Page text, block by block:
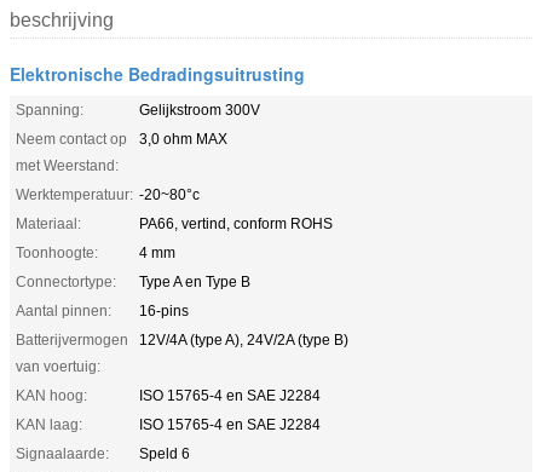
beschrijving
Elektronische Bedradingsuitrusting
Spanning:
Gelijkstroom 300V
Neem contact op
met Weerstand:
3,0 ohm MAX
Werktemperatuur: -20~80°c
Materiaal:
PA66, vertind, conform ROHS
Toonhoogte:
4 mm
Connectortype:
Type A en Type B
Aantal pinnen:
16-pins
Batterijvermogen
van voertuig:
12V/4A (type A), 24V/2A (type B)
KAN hoog:
ISO 15765-4 en SAE J2284
KAN laag:
ISO 15765-4 en SAE J2284
Signaalaarde:
Speld 6